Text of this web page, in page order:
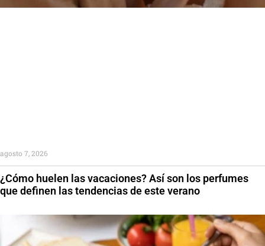
¿Cómo huelen las vacaciones? Así son los perfumes
que definen las tendencias de este verano
agosto 7, 2026